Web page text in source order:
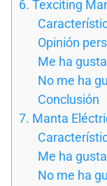
6. Texciting
Opinión
Me ha
No me ha
Conclusión
7. Manta
Me ha
No me ha